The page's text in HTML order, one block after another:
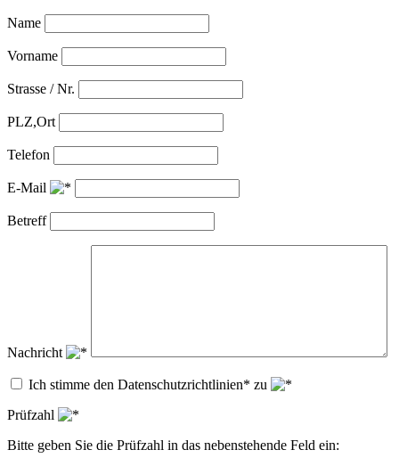
Name
Vorname
Strasse / Nr.
PLZ,Ort
Telefon
E-Mail
Betreff
Nachricht
Ich stimme den Datenschutzrichtlinien* zu
Prüfzahl
Bitte geben Sie die Prüfzahl in das nebenstehende Feld ein: